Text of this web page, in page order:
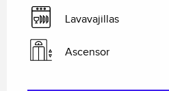
Lavavajillas
Ascensor